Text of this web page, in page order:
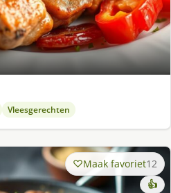
Vleesgerechten
Maak favoriet12
👍